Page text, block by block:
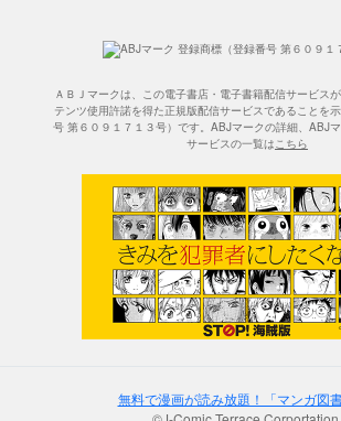
ＡＢＪマークは、この電子書店・電子書籍配信サービス
テンツ使用許諾を得た正規版配信サービスであることを
号 第６０９１７１３号）です。ABJマークの詳細、ABJ
サービスの一覧はこちら
無料で漫画が読み放題！「マンガ図書